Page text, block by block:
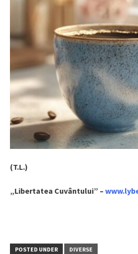
(T.L.)
„Libertatea Cuvântului” –
POSTED UNDER DIVERSE